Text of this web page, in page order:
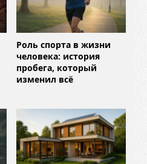
Роль спорта в жизни
человека: история
пробега, который
изменил всё